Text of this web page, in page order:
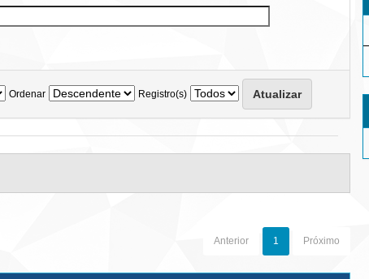
Ordenar Registro(s)
Anterior 1 Próximo